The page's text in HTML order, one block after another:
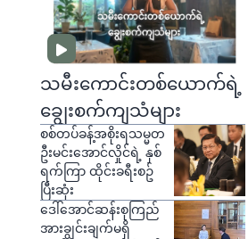
သမီးကောင်းတစ်ယောက်ရဲ့
ချွေးစက်ကျသံများ
စစ်တပ်ခန့်အစိုးရသမ္မတ
ဦးမင်းအောင်လှိုင်ရဲ့ နှစ်
ရက်ကြာ ထိုင်းခရီးစဥ်
ပြီးဆုံး
ဒေါ်အောင်ဆန်းစုကြည်
အားချွင်းချက်မရှိ